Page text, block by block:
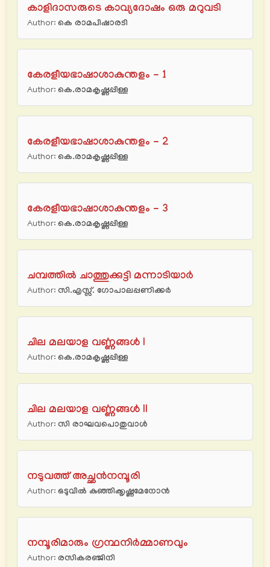
കാളിദാസരുടെ കാവ്യദോഷം ഒരു മറുവടി
Author: കെ രാമപിഷാരടി
കേരളീയഭാഷാശാകുന്തളം - 1
Author: കെ.രാമകൃഷ്ണപ്പിള്ള
കേരളീയഭാഷാശാകുന്തളം - 2
Author: കെ.രാമകൃഷ്ണപ്പിള്ള
കേരളീയഭാഷാശാകുന്തളം - 3
Author: കെ.രാമകൃഷ്ണപ്പിള്ള
ചമ്പത്തിൽ ചാത്തുക്കുട്ടി മന്നാടിയാർ
Author: സി.എസ്സ്. ഗോപാലപ്പണിക്കര്‍
ചില മലയാള വൎണ്ണങ്ങൾ I
Author: കെ.രാമകൃഷ്ണപ്പിള്ള
ചില മലയാള വൎണ്ണങ്ങൾ II
Author: സി രാഘവപൊതുവാൾ
നടുവത്ത് അച്ഛൻനമ്പൂരി
Author: ഒടുവില്‍ കുഞ്ഞിക്കൃഷ്ണമേനോന്‍
നമ്പൂരിമാരും ഗ്രന്ഥനിർമ്മാണവും
Author: രസികരഞ്ജിനി